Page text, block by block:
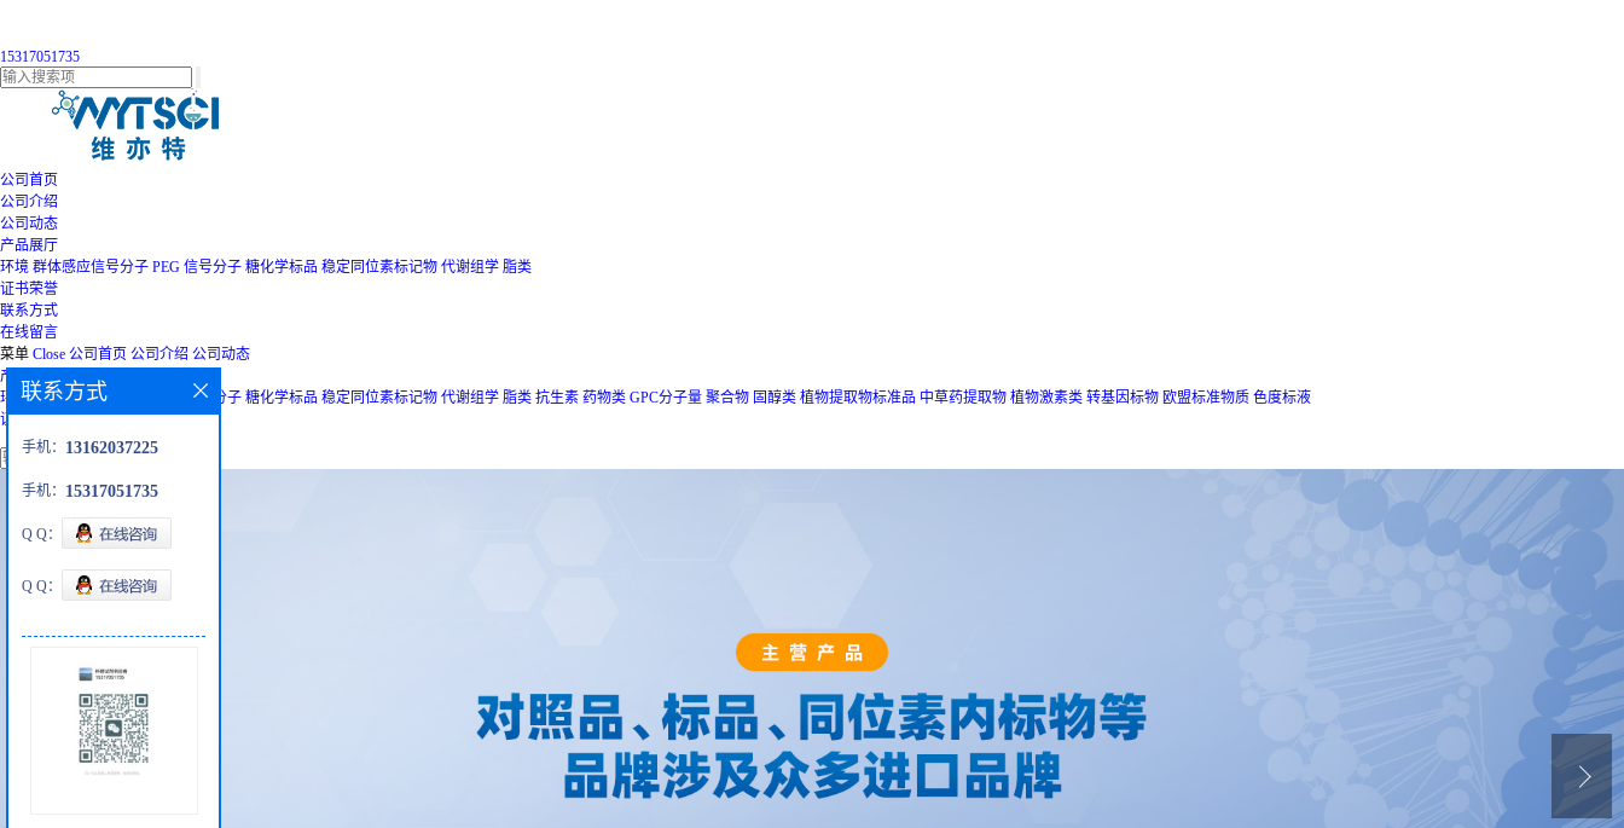
15317051735
公司首页
公司介绍
公司动态
产品展厅
环境 群体感应信号分子 PEG 信号分子 糖化学标品 稳定同位素标记物 代谢组学 脂类
证书荣誉
联系方式
在线留言
菜单 Close 公司首页 公司介绍 公司动态
产品展厅
环境 群体感应信号分子 信号分子 糖化学标品 稳定同位素标记物 代谢组学 脂类 抗生素 药物类 GPC分子量 聚合物 固醇类 植物提取物标准品 中草药提取物 植物激素类 转基因标物 欧盟标准物质 色度标液
证书荣誉 联系方式 在线留言
联系方式
手机： 13162037225
手机： 15317051735
Q Q：
Q Q：